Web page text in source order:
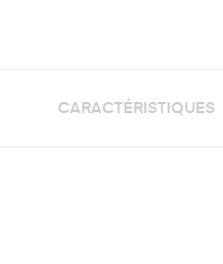
CARACTÉRISTIQUES